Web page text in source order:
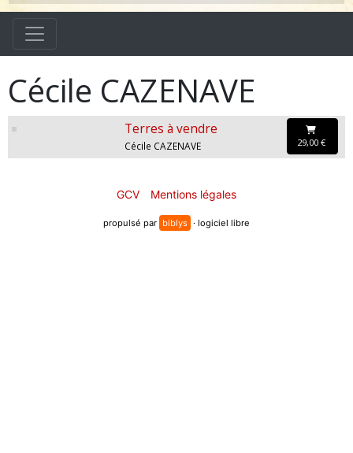
Cécile CAZENAVE
Terres à vendre
Cécile CAZENAVE 29,00 €
GCV Mentions légales
propulsé par biblys · logiciel libre